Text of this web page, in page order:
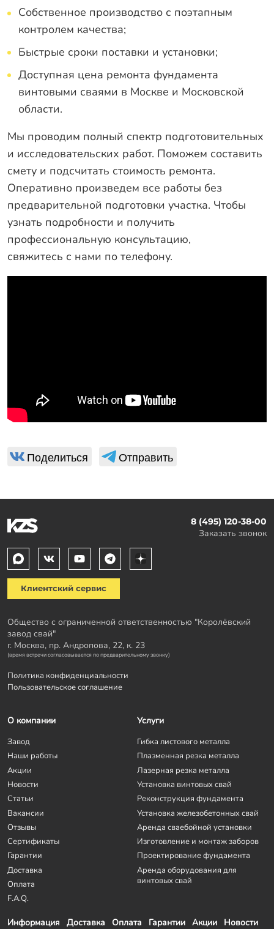
Собственное производство с поэтапным
контролем качества;
Быстрые сроки поставки и установки;
Доступная цена ремонта фундамента
винтовыми сваями в Москве и Московской
области.
Мы проводим полный спектр подготовительных
и исследовательских работ. Поможем составить
смету и подсчитать стоимость ремонта.
Оперативно произведем все работы без
предварительной подготовки участка. Чтобы
узнать подробности и получить
профессиональную консультацию,
свяжитесь с нами по телефону.
Поделиться Отправить
8 (495) 120-38-00
Заказать звонок
Клиентский сервис
Общество с ограниченной ответственностью "Королёвский
завод свай"
г. Москва, пр. Андропова, 22, к. 23
(время встречи согласовывается по предварительному звонку)
Политика конфиденциальности
Пользовательское соглашение
Информация Доставка Оплата Гарантии Акции Новости
О компании
Завод
Наши работы
Акции
Новости
Статьи
Вакансии
Отзывы
Сертификаты
Гарантии
Доставка
Оплата
F.A.Q.
Услуги
Гибка листового металла
Плазменная резка металла
Лазерная резка металла
Установка винтовых свай
Реконструкция фундамента
Установка железобетонных свай
Аренда сваебойной установки
Изготовление и монтаж заборов
Проектирование фундамента
Аренда оборудования для
винтовых свай